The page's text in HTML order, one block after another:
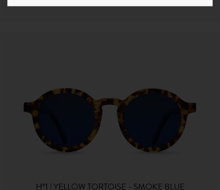
H°1 | YELLOW TORTOISE - SMOKE BLUE